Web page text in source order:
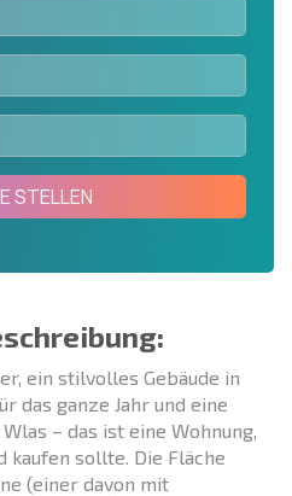
STELLEN
ein stilvolles Gebäude in
das ganze Jahr und eine
– das ist eine Wohnung,
kaufen sollte. Die Fläche
(einer davon mit